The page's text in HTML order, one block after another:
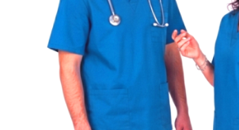
Bluze Maria
Halate medicale femei
Halate medicale barbati
Halate medicale P2 cu fluturas
Halate medicale cu nasturi